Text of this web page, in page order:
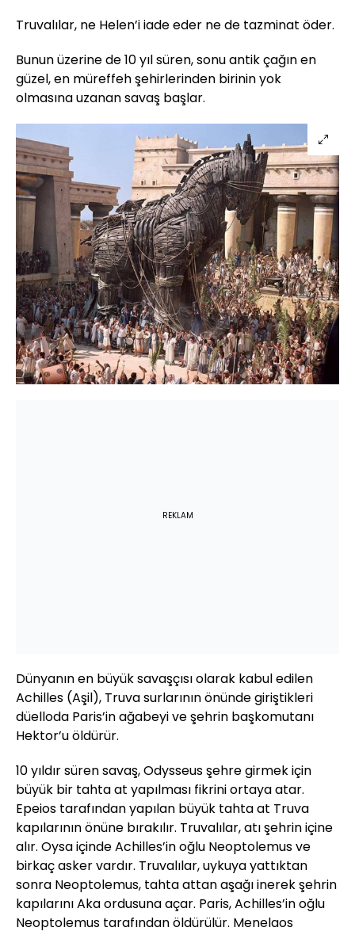
Truvalılar, ne Helen’i iade eder ne de tazminat öder.
Bunun üzerine de 10 yıl süren, sonu antik çağın en
güzel, en müreffeh şehirlerinden birinin yok
olmasına uzanan savaş başlar.
REKLAM
Dünyanın en büyük savaşçısı olarak kabul edilen
Achilles (Aşil), Truva surlarının önünde giriştikleri
düelloda Paris’in ağabeyi ve şehrin başkomutanı
Hektor’u öldürür.
10 yıldır süren savaş, Odysseus şehre girmek için
büyük bir tahta at yapılması fikrini ortaya atar.
Epeios tarafından yapılan büyük tahta at Truva
kapılarının önüne bırakılır. Truvalılar, atı şehrin içine
alır. Oysa içinde Achilles’in oğlu Neoptolemus ve
birkaç asker vardır. Truvalılar, uykuya yattıktan
sonra Neoptolemus, tahta attan aşağı inerek şehrin
kapılarını Aka ordusuna açar. Paris, Achilles’in oğlu
Neoptolemus tarafından öldürülür. Menelaos